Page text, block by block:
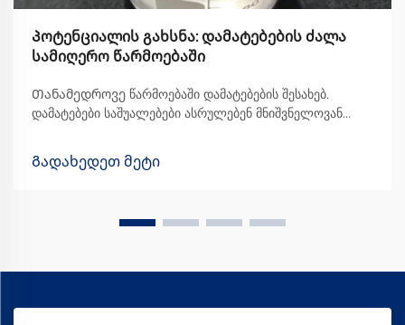
Პოტენციალის გახსნა: დამატებების ძალა
სამიღერო წარმოებაში
Თანამედროვე წარმოებაში დამატებების შესახებ.
დამატებები საშუალებები ასრულებენ მნიშვნელოვან
პროცესებში. ისინი არის ნივთიერებები, რომლებიც
ამირებენ მასალებს შესაძლებლობას გაუმჯობინონ მათი
Გადახედეთ მეტი